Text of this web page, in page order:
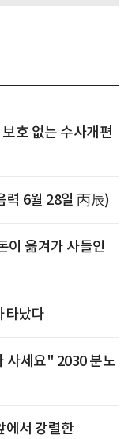
호 없는 수사개편
력 6월 28일 丙辰)
이 옮겨가 사들인
타났다
사세요" 2030 분노
에서 강렬한